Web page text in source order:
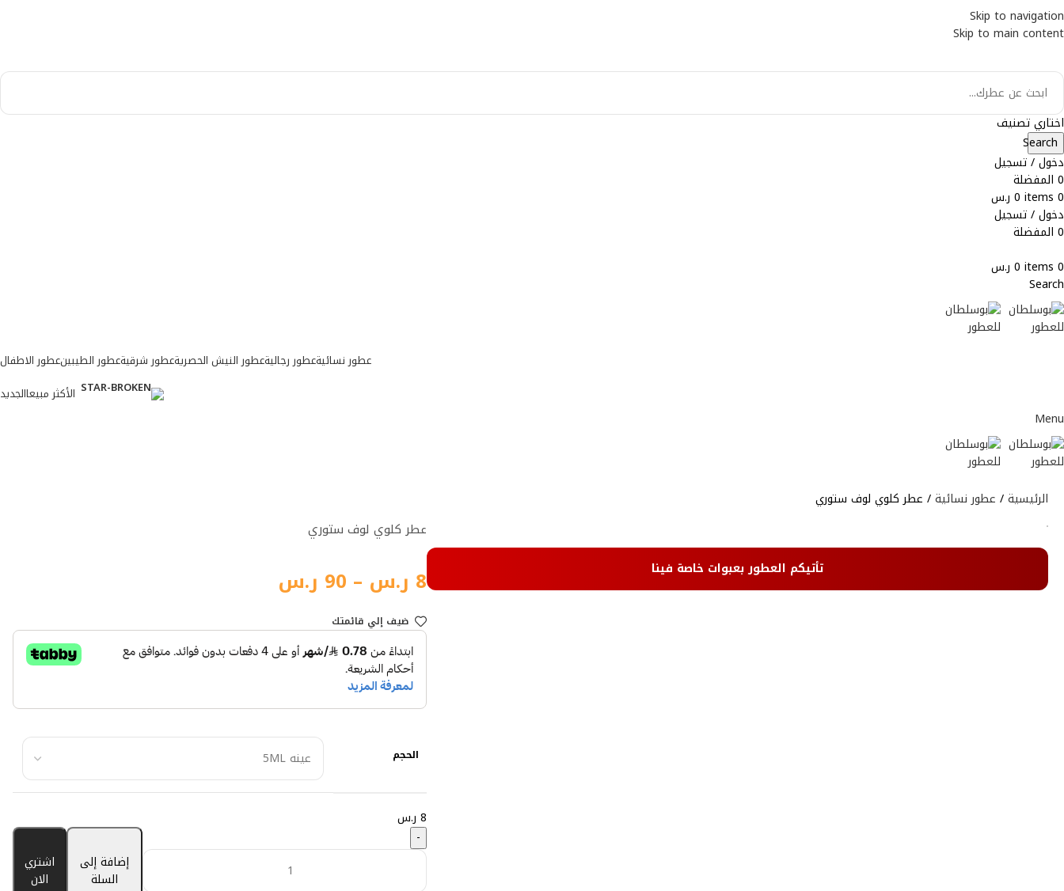
Skip to navigation
Skip to main content
WA
اختاري تصنيف
Search
دخول / تسجيل
0 المفضلة
0
items
0 ر.س
دخول / تسجيل
0 المفضلة
0
items
0 ر.س
Search
عطور نسائيةعطور رجاليةعطور النيش الحصريةعطور شرقيةعطور الطيبينعطور الاطفال
الأكثر مبيعاالجديد
Menu
الرئيسية عطور نسائية عطر كلوي لوف ستوري
تأتيكم العطور بعبوات خاصة فينا
عطر كلوي لوف ستوري
8 ر.س –
90 ر.س
ضيف إلي قائمتك
الحجم
8 ر.س
إضافة إلى
السلة
اشتري
الان